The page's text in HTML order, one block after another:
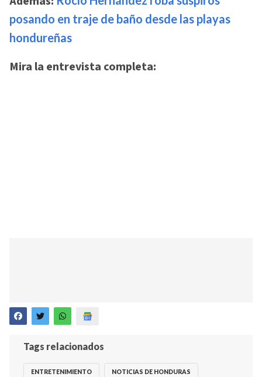
posando en traje de baño desde las playas
hondureñas
Mira la entrevista completa:
Tags relacionados
ENTRETENIMIENTO NOTICIAS DE HONDURAS